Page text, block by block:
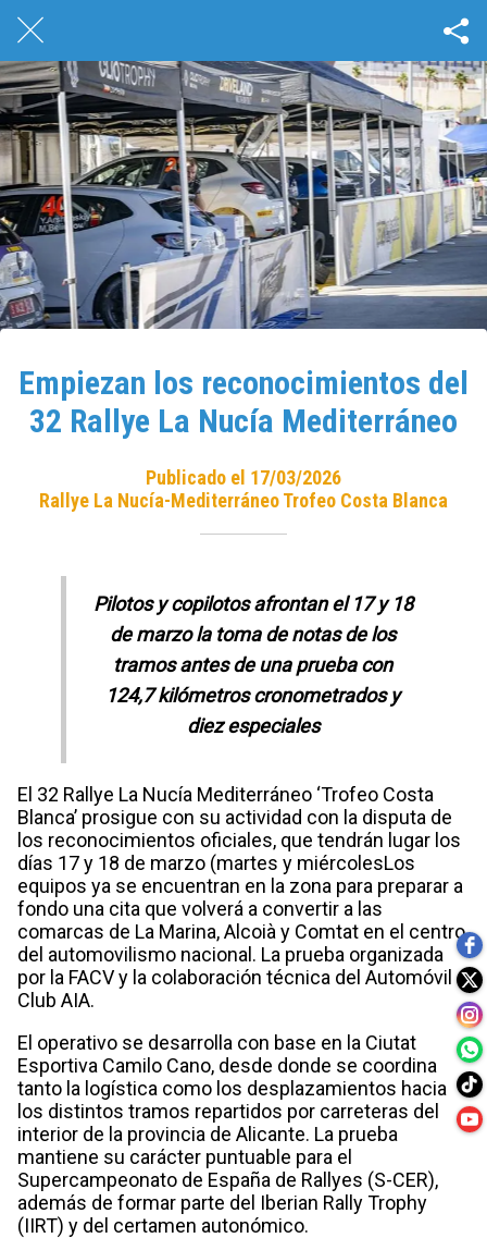
Empiezan los reconocimientos del
32 Rallye La Nucía Mediterráneo
Publicado el 17/03/2026
Rallye La Nucía-Mediterráneo Trofeo Costa Blanca
Pilotos y copilotos afrontan el 17 y 18
de marzo la toma de notas de los
tramos antes de una prueba con
124,7 kilómetros cronometrados y
diez especiales
El 32 Rallye La Nucía Mediterráneo ‘Trofeo Costa
Blanca’ prosigue con su actividad con la disputa de
los reconocimientos oficiales, que tendrán lugar los
días 17 y 18 de marzo (martes y miércolesLos
equipos ya se encuentran en la zona para preparar a
fondo una cita que volverá a convertir a las
comarcas de La Marina, Alcoià y Comtat en el centro
del automovilismo nacional. La prueba organizada
por la FACV y la colaboración técnica del Automóvil
Club AIA.
El operativo se desarrolla con base en la Ciutat
Esportiva Camilo Cano, desde donde se coordina
tanto la logística como los desplazamientos hacia
los distintos tramos repartidos por carreteras del
interior de la provincia de Alicante. La prueba
mantiene su carácter puntuable para el
Supercampeonato de España de Rallyes (S-CER),
además de formar parte del Iberian Rally Trophy
(IIRT) y del certamen autonómico.